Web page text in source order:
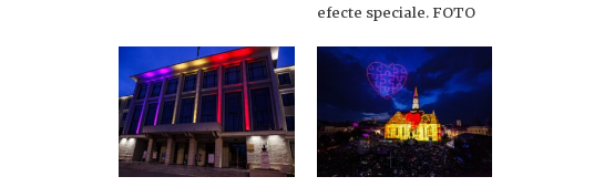
efecte speciale. FOTO